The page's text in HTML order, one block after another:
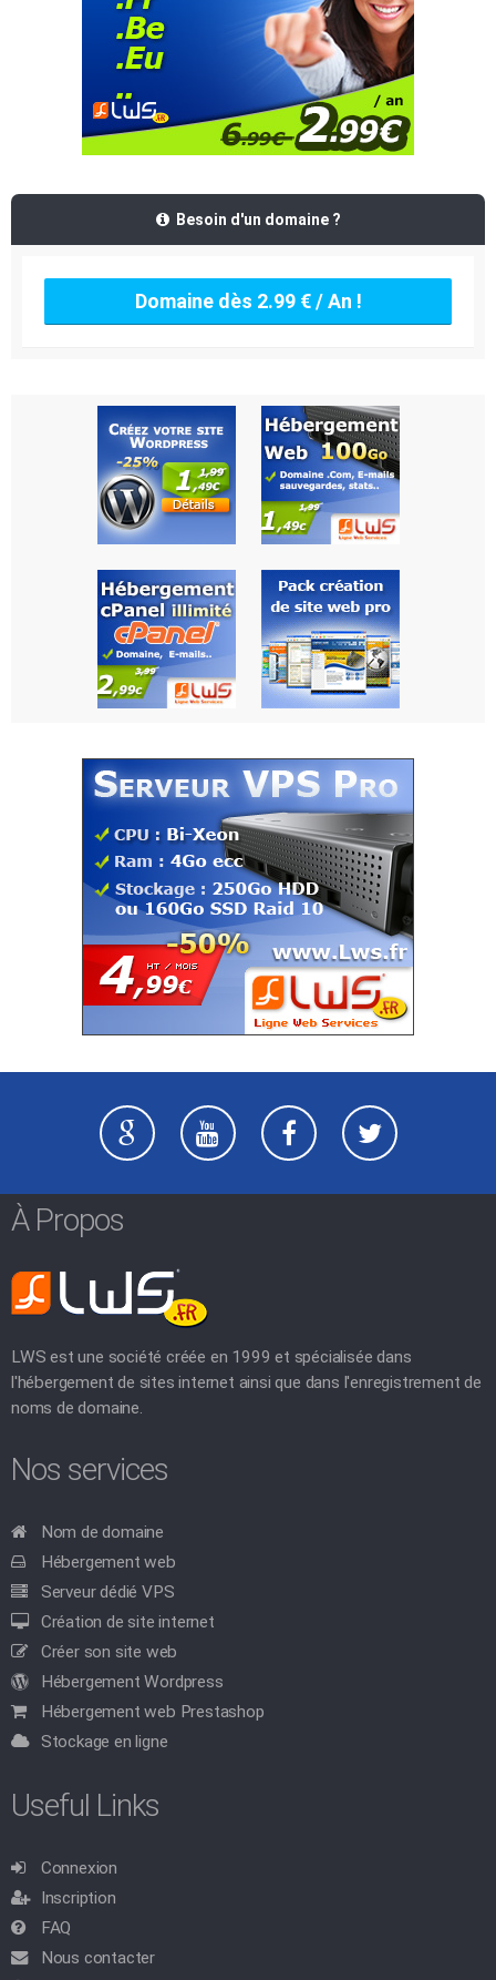
Besoin d'un domaine ?
Domaine dès 2.99 € / An !
À Propos
LWS est une société créée en 1999 et spécialisée dans
l'hébergement de sites internet ainsi que dans l'enregistrement de
noms de domaine.
Nos services
Nom de domaine
Hébergement web
Serveur dédié VPS
Création de site internet
Créer son site web
Hébergement Wordpress
Hébergement web Prestashop
Stockage en ligne
Useful Links
Connexion
Inscription
FAQ
Nous contacter